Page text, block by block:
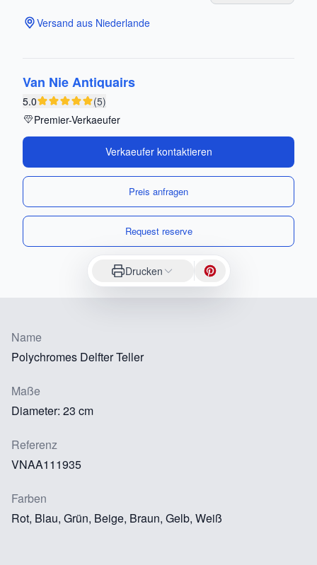
Versand aus Niederlande
Van Nie Antiquairs
5.0
(5)
Premier-Verkaeufer
Verkaeufer kontaktieren
Preis anfragen
Request reserve
Drucken
Name
Polychromes Delfter Teller
Maße
Diameter: 23 cm
Referenz
VNAA111935
Farben
Rot, Blau, Grün, Beige, Braun, Gelb, Weiß